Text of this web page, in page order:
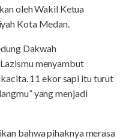
oleh Wakil Ketua
Kota Medan.
Dakwah
menyambut
11 ekor sapi itu turut
yang menjadi
bahwa pihaknya merasa